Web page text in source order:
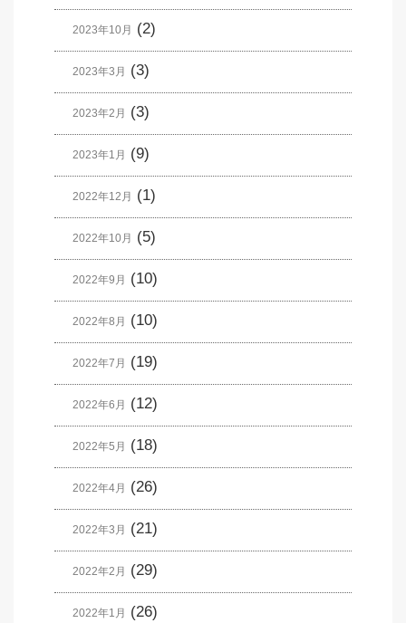
2023年10月 (2)
2023年3月 (3)
2023年2月 (3)
2023年1月 (9)
2022年12月 (1)
2022年10月 (5)
2022年9月 (10)
2022年8月 (10)
2022年7月 (19)
2022年6月 (12)
2022年5月 (18)
2022年4月 (26)
2022年3月 (21)
2022年2月 (29)
2022年1月 (26)